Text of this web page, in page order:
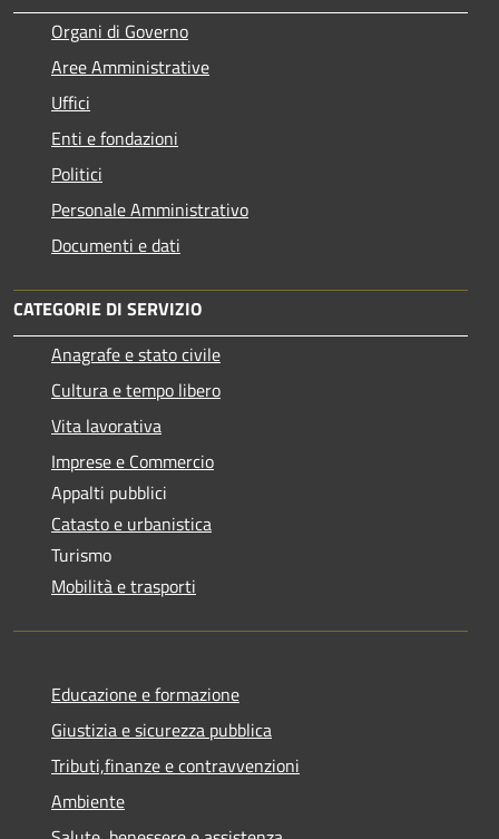
Organi di Governo
Aree Amministrative
Uffici
Enti e fondazioni
Politici
Personale Amministrativo
Documenti e dati
CATEGORIE DI SERVIZIO
Anagrafe e stato civile
Cultura e tempo libero
Vita lavorativa
Imprese e Commercio
Appalti pubblici
Catasto e urbanistica
Turismo
Mobilità e trasporti
Educazione e formazione
Giustizia e sicurezza pubblica
Tributi,finanze e contravvenzioni
Ambiente